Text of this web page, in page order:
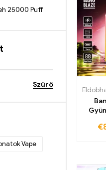
€
25000 Puff
15000
Szűrő
Vape